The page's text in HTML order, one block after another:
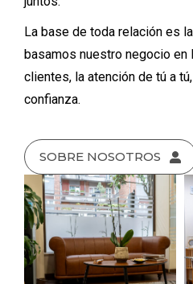
La base de toda relación es la
basamos nuestro negocio en
clientes, la atención de tú a
confianza.
SOBRE NOSOTROS